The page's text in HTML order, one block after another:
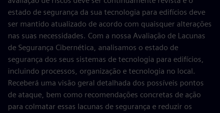
estado de segurança da sua tecnologia para edifícios deve
ser mantido atualizado de acordo com quaisquer alterações
nas suas necessidades. Com a nossa Avaliação de Lacunas
de Segurança Cibernética, analisamos o estado de
segurança dos seus sistemas de tecnologia para edifícios,
incluindo processos, organização e tecnologia no local.
Receberá uma visão geral detalhada dos possíveis pontos
de ataque, bem como recomendações concretas de ação
para colmatar essas lacunas de segurança e reduzir os